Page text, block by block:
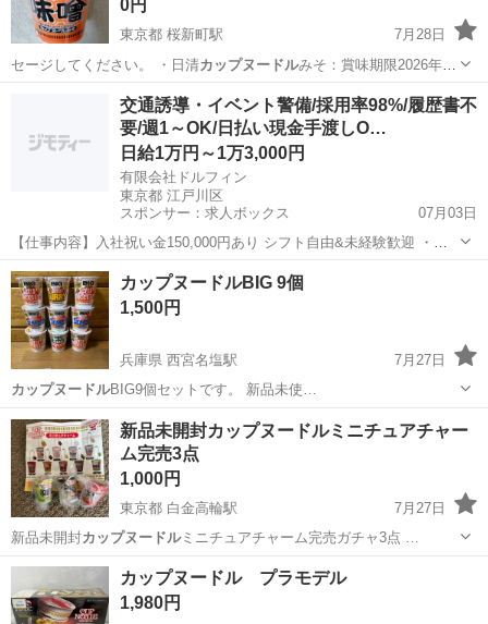
0円
東京都 桜新町駅
7月28日
セージしてください。 ・日清カップヌードルみそ：賞味期限2026年8
月 …
世田谷区 桜新町駅 食品 カップヌードル
交通誘導・イベント警備/採用率98%/履歴書不
要/週1～OK/日払い現金手渡しO…
日給1万円～1万3,000円
有限会社ドルフィン
東京都 江戸川区
スポンサー：求人ボックス
07月03日
【仕事内容】入社祝い金150,000円あり シフト自由&未経験歓迎
・直
行直帰OK ・一部車・自転車・バイク通勤OK ・週1～OK ・日払い・
週払いOK、現金手渡しも可能です! <仕事内容> 建築・土木工事現場
で...
アルバイト・パート
カップヌードルBIG 9個
1,500円
兵庫県 西宮名塩駅
7月27日
カップヌードル
BIG9個セットです。 新品未使…
兵庫 西宮市 西宮名塩駅 食品 カップヌードル
新品未開封カップヌードルミニチュアチャー
ム完売3点
1,000円
東京都 白金高輪駅
7月27日
新品未開封カップヌードルミニチュアチャーム完売ガチャ3点 …
東京 港区 白金高輪駅 その他
カップヌードル プラモデル
1,980円